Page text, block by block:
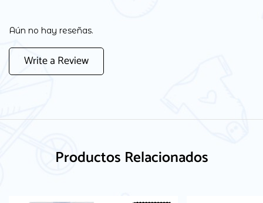
Aún no hay reseñas.
Write a Review
Productos Relacionados